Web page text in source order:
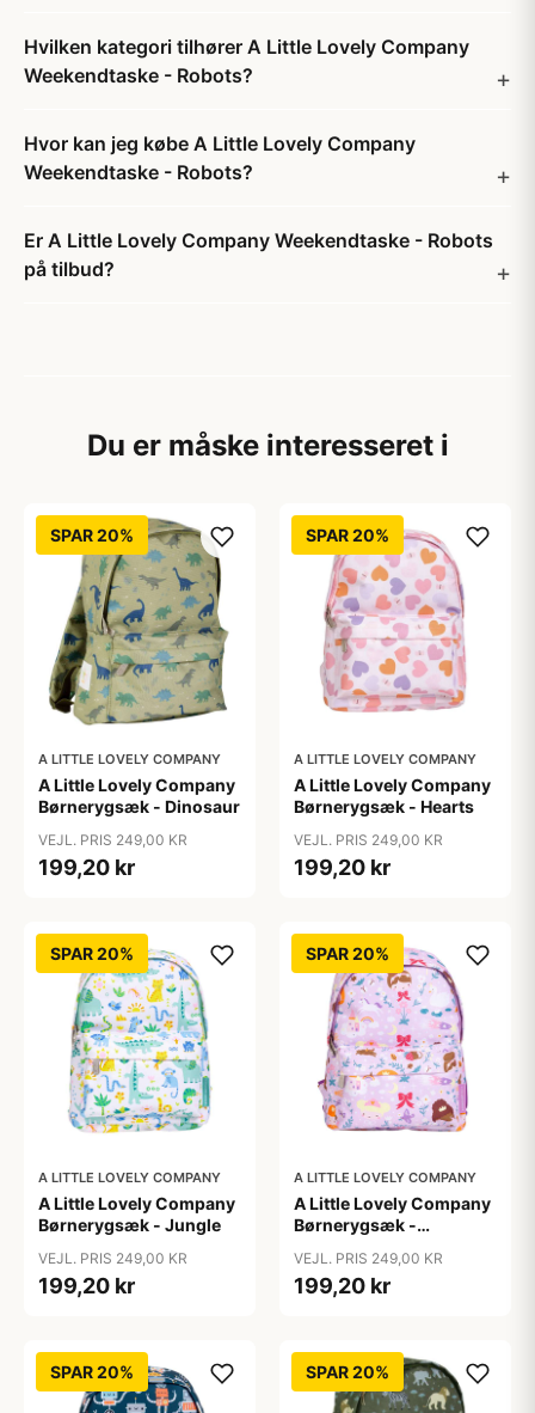
Hvilken kategori tilhører A Little Lovely Company
Weekendtaske - Robots?
Hvor kan jeg købe A Little Lovely Company
Weekendtaske - Robots?
Er A Little Lovely Company Weekendtaske - Robots
på tilbud?
Du er måske interesseret i
SPAR 20%
A LITTLE LOVELY COMPANY
A Little Lovely Company
Børnerygsæk - Dinosaur
VEJL. PRIS 249,00 KR
199,20 kr
SPAR 20%
A LITTLE LOVELY COMPANY
A Little Lovely Company
Børnerygsæk - Hearts
VEJL. PRIS 249,00 KR
199,20 kr
SPAR 20%
A LITTLE LOVELY COMPANY
A Little Lovely Company
Børnerygsæk - Jungle
VEJL. PRIS 249,00 KR
199,20 kr
SPAR 20%
A LITTLE LOVELY COMPANY
A Little Lovely Company
Børnerygsæk -
VEJL. PRIS 249,00 KR
199,20 kr
SPAR 20% SPAR 20%